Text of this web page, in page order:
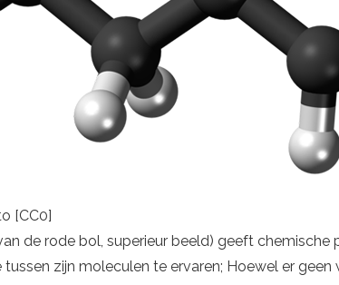
[CC0]
de rode bol, superieur beeld) geeft
zijn moleculen te ervaren; Hoewel er